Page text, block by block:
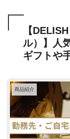
【
ル）】人
ギフトや
商品紹介